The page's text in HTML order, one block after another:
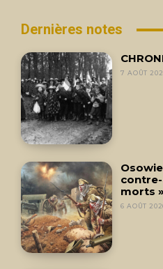
Dernières notes
7 AOÛT
morts
6 AOÛT